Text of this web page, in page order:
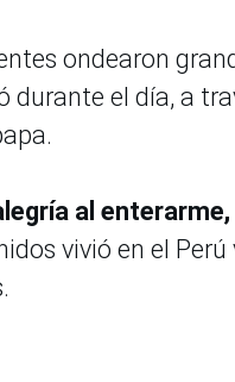
ondearon
durante el día, a
al enterarme,
vivió en el